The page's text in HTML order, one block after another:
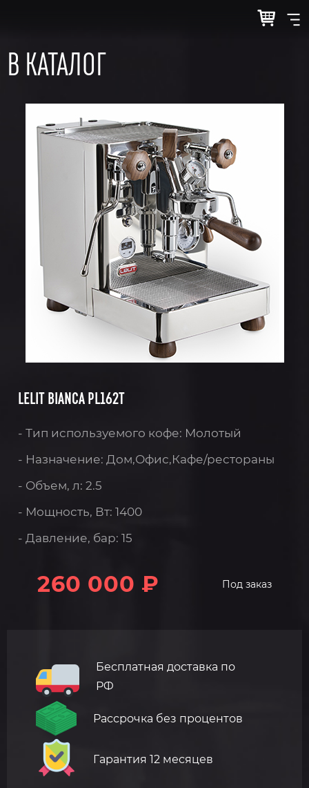
В КАТАЛОГ
LELIT BIANCA PL162T
- Тип используемого кофе: Молотый
- Назначение: Дом,Офис,Кафе/рестораны
- Объем, л: 2.5
- Мощность, Вт: 1400
- Давление, бар: 15
260 000 ₽ Под заказ
Бесплатная доставка по
РФ
Рассрочка без процентов
Гарантия 12 месяцев